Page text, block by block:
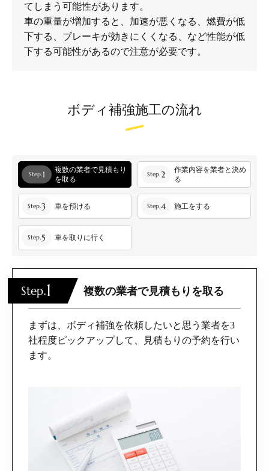
てしまう可能性があります。
車の重量が増加すると、加速が悪くなる、燃費が低
下する、ブレーキが効きにくくなる、など性能が低
下する可能性があるので注意が必要です。
ボディ補強施工の流れ
Step.1
複数の業者で見積もり
を取る
Step.2
作業内容を業者と決め
る
Step.3 車を預ける Step.4 施工をする
Step.5 車を取りに行く
Step.1 複数の業者で見積もりを取る
まずは、ボディ補強を依頼したいと思う業者を3
社程度ピックアップして、見積もりの予約を行い
ます。